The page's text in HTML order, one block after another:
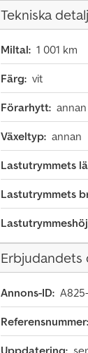
Tekniska
Miltal: 1 001 km
Färg: vit
Förarhytt: annan
Växeltyp: annan
Lastutrymmets
Lastutrymmets
Erbjudandets
Annons-ID:
Referensnummer: